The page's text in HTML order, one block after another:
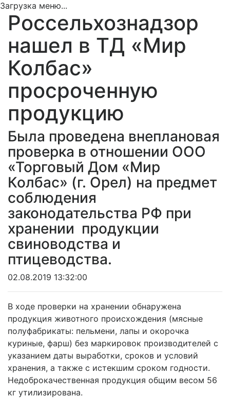
Загрузка меню...
Россельхознадзор
нашел в ТД «Мир
Колбас»
просроченную
продукцию
Была проведена внеплановая
проверка в отношении ООО
«Торговый Дом «Мир
Колбас» (г. Орел) на предмет
соблюдения
законодательства РФ при
хранении продукции
свиноводства и
птицеводства.
02.08.2019 13:32:00
В ходе проверки на хранении обнаружена
продукция животного происхождения (мясные
полуфабрикаты: пельмени, лапы и окорочка
куриные, фарш) без маркировок производителей с
указанием даты выработки, сроков и условий
хранения, а также с истекшим сроком годности.
Недоброкачественная продукция общим весом 56
кг утилизирована.